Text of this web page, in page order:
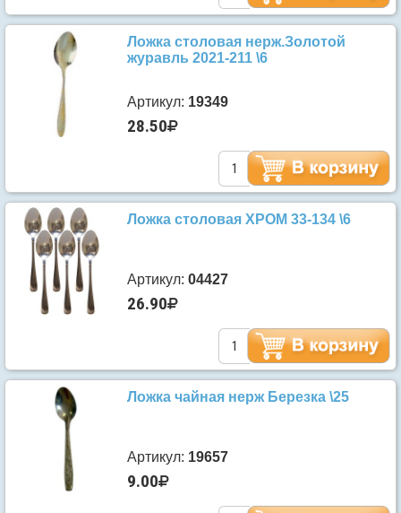
Ложка столовая нерж.Золотой
журавль 2021-211 \6
Артикул: 19349
28.50
Ложка столовая ХРОМ 33-134 \6
Артикул: 04427
26.90
Ложка чайная нерж Березка \25
Артикул: 19657
9.00